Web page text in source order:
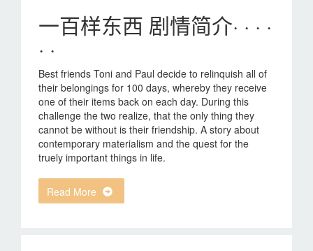
一百样东西 剧情简介· · · ·
· ·
Best friends Toni and Paul decide to relinquish all of
their belongings for 100 days, whereby they receive
one of their items back on each day. During this
challenge the two realize, that the only thing they
cannot be without is their friendship. A story about
contemporary materialism and the quest for the
truely important things in life.
Read More